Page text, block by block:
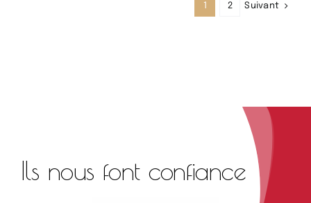
2 Suivant
Ils nous font confiance